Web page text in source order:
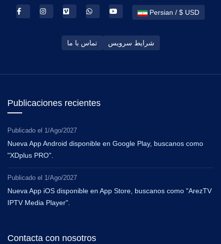
Persian / $ USD
تماس با ما شرایط سرویس
Publicaciones recientes
Publicado el 1/Ago/2027
Nueva App Android disponible en Google Play, buscanos como
"XDplus PRO".
Publicado el 1/Ago/2027
Nueva App iOS disponible en App Store, buscanos como "ArezTV
IPTV Media Player".
Contacta con nosotros